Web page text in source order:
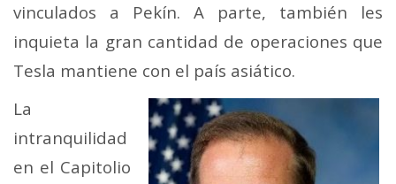
vinculados a Pekín. A parte, también les
inquieta la gran cantidad de operaciones que
Tesla mantiene con el país asiático.
La
intranquilidad
en el Capitolio